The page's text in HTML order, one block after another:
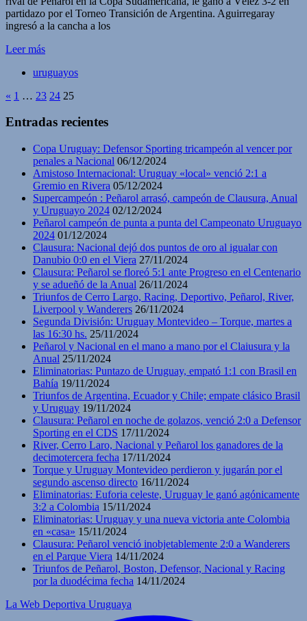
partidazo por el Torneo Transición de Argentina. Aguirregaray
ingresó a la cancha a los
Leer más
uruguayos
« 1 … 23 24 25
Entradas recientes
Copa Uruguay: Defensor Sporting tricampeón al vencer por
penales a Nacional 06/12/2024
Amistoso Internacional: Uruguay «local» venció 2:1 a
Gremio en Rivera 05/12/2024
Supercampeón : Peñarol arrasó, campeón de Clausura, Anual
y Uruguayo 2024 02/12/2024
Peñarol campeón de punta a punta del Campeonato Uruguayo
2024 01/12/2024
Clausura: Nacional dejó dos puntos de oro al igualar con
Danubio 0:0 en el Viera 27/11/2024
Clausura: Peñarol se floreó 5:1 ante Progreso en el Centenario
y se adueñó de la Anual 26/11/2024
Triunfos de Cerro Largo, Racing, Deportivo, Peñarol, River,
Liverpool y Wanderers 26/11/2024
Segunda División: Uruguay Montevideo – Torque, martes a
las 16:30 hs. 25/11/2024
Peñarol y Nacional en el mano a mano por el Claiusura y la
Anual 25/11/2024
Eliminatorias: Puntazo de Uruguay, empató 1:1 con Brasil en
Bahía 19/11/2024
Triunfos de Argentina, Ecuador y Chile; empate clásico Brasil
y Uruguay 19/11/2024
Clausura: Peñarol en noche de golazos, venció 2:0 a Defensor
Sporting en el CDS 17/11/2024
River, Cerro Laro, Nacional y Peñarol los ganadores de la
decimotercera fecha 17/11/2024
Torque y Uruguay Montevideo perdieron y jugarán por el
segundo ascenso directo 16/11/2024
Eliminatorias: Euforia celeste, Uruguay le ganó agónicamente
3:2 a Colombia 15/11/2024
Eliminatorias: Uruguay y una nueva victoria ante Colombia
en «casa» 15/11/2024
Clausura: Peñarol venció inobjetablemente 2:0 a Wanderers
en el Parque Viera 14/11/2024
Triunfos de Peñarol, Boston, Defensor, Nacional y Racing
por la duodécima fecha 14/11/2024
La Web Deportiva Uruguaya